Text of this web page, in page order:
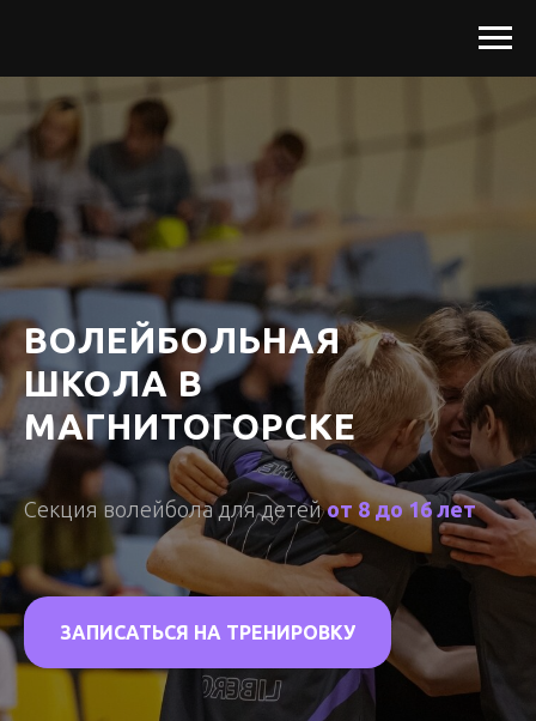
ВОЛЕЙБОЛЬНАЯ
ШКОЛА В
МАГНИТОГОРСКЕ
Секция волейбола для детейот 8 до 16 лет
ЗАПИСАТЬСЯ НА ТРЕНИРОВКУ